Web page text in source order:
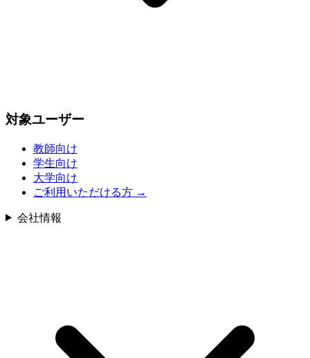
対象ユーザー
教師向け
学生向け
大学向け
ご利用いただける方 →
会社情報